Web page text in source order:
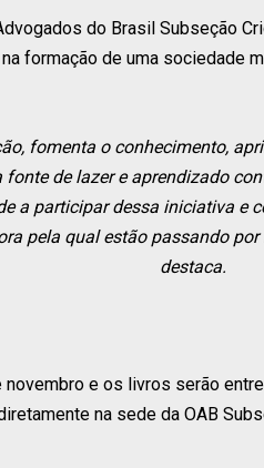
do Brasil Subseção
formação de uma sociedade
fomenta o conhecimento,
fonte de lazer e aprendizado
a participar dessa iniciativa e
pela qual estão passando
destaca.
novembro e os livros serão
na sede da OAB